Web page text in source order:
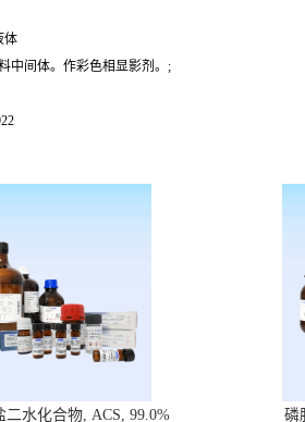
体
中间体。作彩色相显影剂。;
二水化合物, ACS, 99.0% 磷